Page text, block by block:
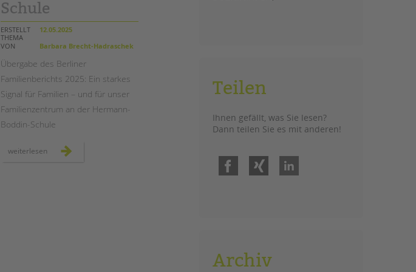
Schule
ERSTELLT
12.05.2025
THEMA
VON
Barbara Brecht-Hadraschek
Übergabe des Berliner
Familienberichts 2025: Ein starkes
Signal für Familien – und für unser
Familienzentrum an der Hermann-
Boddin-Schule
weiterlesen übergabe
Teilen
Ihnen gefällt, was Sie lesen?
Dann teilen Sie es mit anderen!
Facebook
Archiv